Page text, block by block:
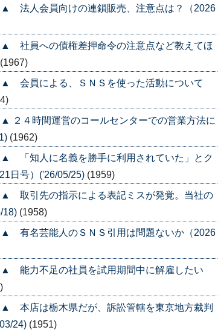
▲ 法人会員向けの連鎖販売、注意点は？（2026
▲ 社員への債権差押命令の注意点など教えてほ
(1967)
▲ 会員による、ＳＮＳを使った活動について
２４時間運営のコールセンターでの営業方法に
(1962)
▲ 「知人に名義を勝手に利用されていた」とク
日号）('26/05/25) (1959)
▲ 取引先の指示による表記ミスが発覚。当社の
18) (1958)
▲ 有名芸能人のＳＮＳ引用は問題ないか（2026
▲ 能力不足の社員を試用期間中に解雇したい
本店は栃木県だが、訴訟管轄を東京地方裁判
24) (1951)